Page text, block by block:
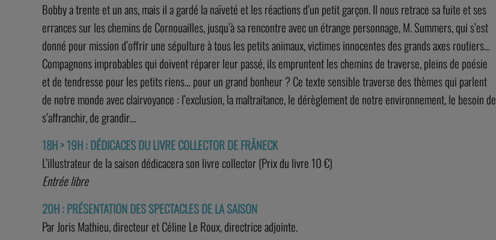
Bobby a trente et un ans, mais il a gardé la naïveté et les réactions d’un petit garçon. Il nous retrace sa fuite et ses
errances sur les chemins de Cornouailles, jusqu’à sa rencontre avec un étrange personnage, M. Summers, qui s’est
donné pour mission d’offrir une sépulture à tous les petits animaux, victimes innocentes des grands axes routiers…
Compagnons improbables qui doivent réparer leur passé, ils empruntent les chemins de traverse, pleins de poésie
et de tendresse pour les petits riens… pour un grand bonheur ? Ce texte sensible traverse des thèmes qui parlent
de notre monde avec clairvoyance : l’exclusion, la maltraitance, le dérèglement de notre environnement, le besoin de
s’affranchir, de grandir…
18H > 19H : DÉDICACES DU LIVRE COLLECTOR DE FRÄNECK
L’illustrateur de la saison dédicacera son livre collector (Prix du livre 10 €)
Entrée libre
20H :PRÉSENTATION DES SPECTACLES DE LA SAISON
Par Joris Mathieu, directeur et Céline Le Roux, directrice adjointe.